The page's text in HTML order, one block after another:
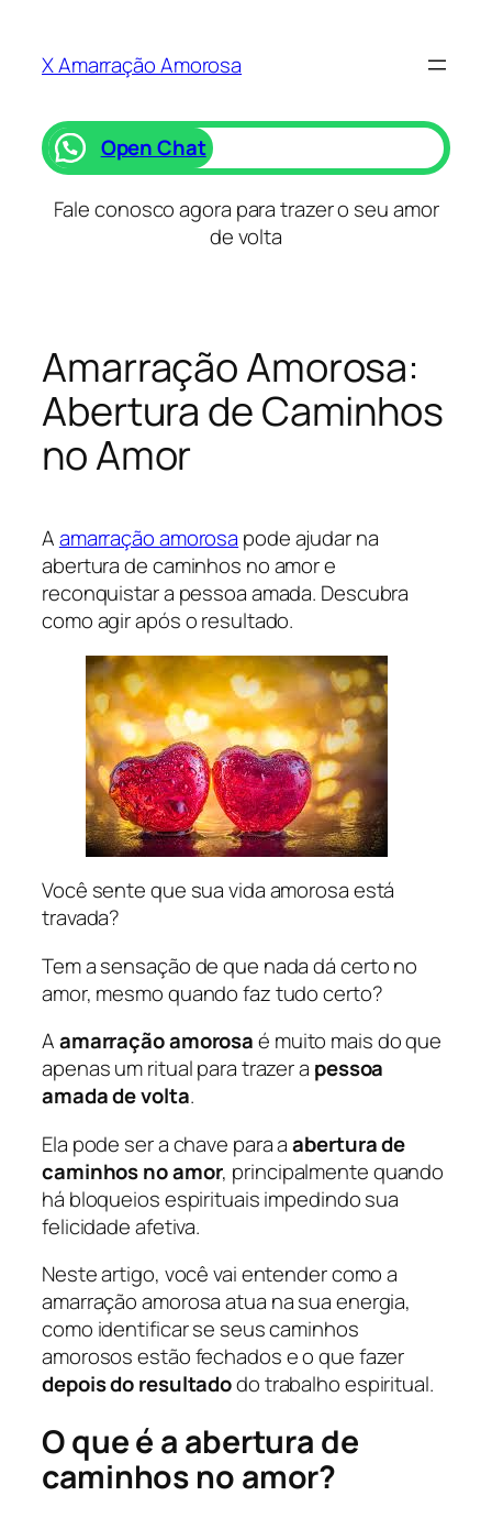
X Amarração Amorosa
Open Chat
Fale conosco agora para trazer o seu amor
de volta
Amarração Amorosa:
Abertura de Caminhos
no Amor
Aamarração amorosa pode ajudar na
abertura de caminhos no amor e
reconquistar a pessoa amada. Descubra
como agir após o resultado.
Você sente que sua vida amorosa está
travada?
Tem a sensação de que nada dá certo no
amor, mesmo quando faz tudo certo?
Aamarração amorosaé muito mais do que
apenas um ritual para trazer a pessoa
amada de volta.
Ela pode ser a chave para aabertura de
caminhos no amor, principalmente quando
há bloqueios espirituais impedindo sua
felicidade afetiva.
Neste artigo, você vai entender como a
amarração amorosa atua na sua energia,
como identificar se seus caminhos
amorosos estão fechados e o que fazer
depois do resultadodo trabalho espiritual.
O que é a abertura de
caminhos no amor?